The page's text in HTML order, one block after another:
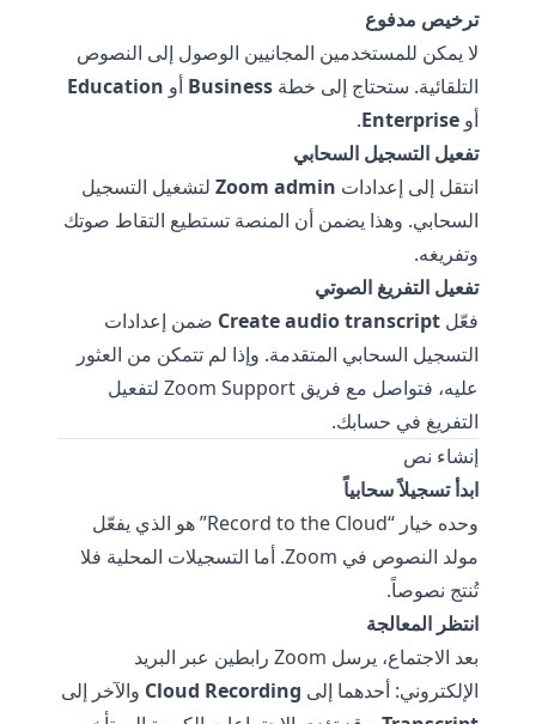
ترخيص مدفوع
لا يمكن للمستخدمين المجانيين الوصول إلى النصوص
التلقائية. ستحتاج إلى خطة Business أو Education
أو Enterprise
.
تفعيل التسجيل السحابي
انتقل إلى إعدادات Zoom admin لتشغيل التسجيل
السحابي. وهذا يضمن أن المنصة تستطيع التقاط صوتك
وتفريغه.
تفعيل التفريغ الصوتي
فعّل Create audio transcript ضمن إعدادات
التسجيل السحابي المتقدمة. وإذا لم تتمكن من العثور
عليه، فتواصل مع فريق Zoom Support لتفعيل
التفريغ في حسابك.
إنشاء نص
ابدأ تسجيلاً سحابياً
وحده خيار “Record to the Cloud” هو الذي يفعّل
مولد النصوص في Zoom. أما التسجيلات المحلية فلا
تُنتج نصوصاً.
انتظر المعالجة
بعد الاجتماع، يرسل Zoom رابطين عبر البريد
الإلكتروني: أحدهما إلى Cloud Recording والآخر إلى